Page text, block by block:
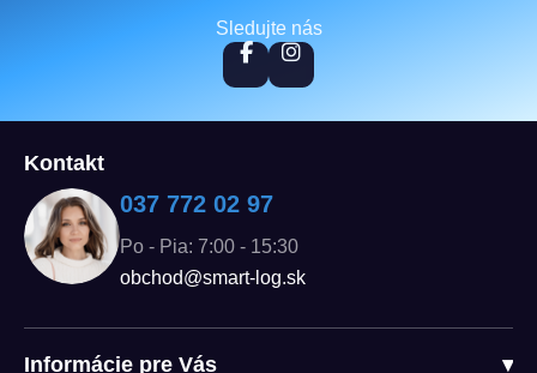
Sledujte nás
Kontakt
037 772 02 97
Po - Pia: 7:00 - 15:30
obchod@smart-log.sk
Informácie pre Vás ▾